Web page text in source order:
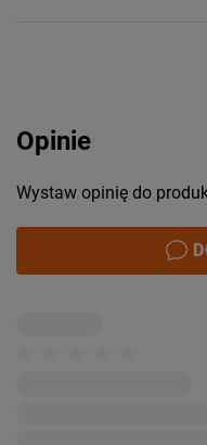
Opinie
Wystaw opinię do